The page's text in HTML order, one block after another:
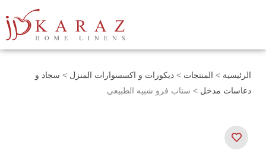
الرئيسية > المنتجات > ديكورات و اكسسوارات المنزل > سجاد و
دعاسات مدخل > سناب فرو شبيه الطبيعي